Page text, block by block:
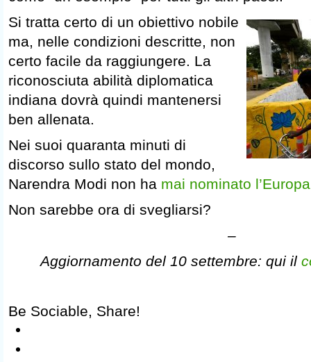
Si tratta certo di un obiettivo nobile
ma, nelle condizioni descritte, non
certo facile da raggiungere. La
riconosciuta abilità diplomatica
indiana dovrà quindi mantenersi
ben allenata.
Nei suoi quaranta minuti di
discorso sullo stato del mondo,
Narendra Modi non ha mai nominato l’Europa
Non sarebbe ora di svegliarsi?
–
Aggiornamento del 10 settembre: qui il
Be Sociable, Share!